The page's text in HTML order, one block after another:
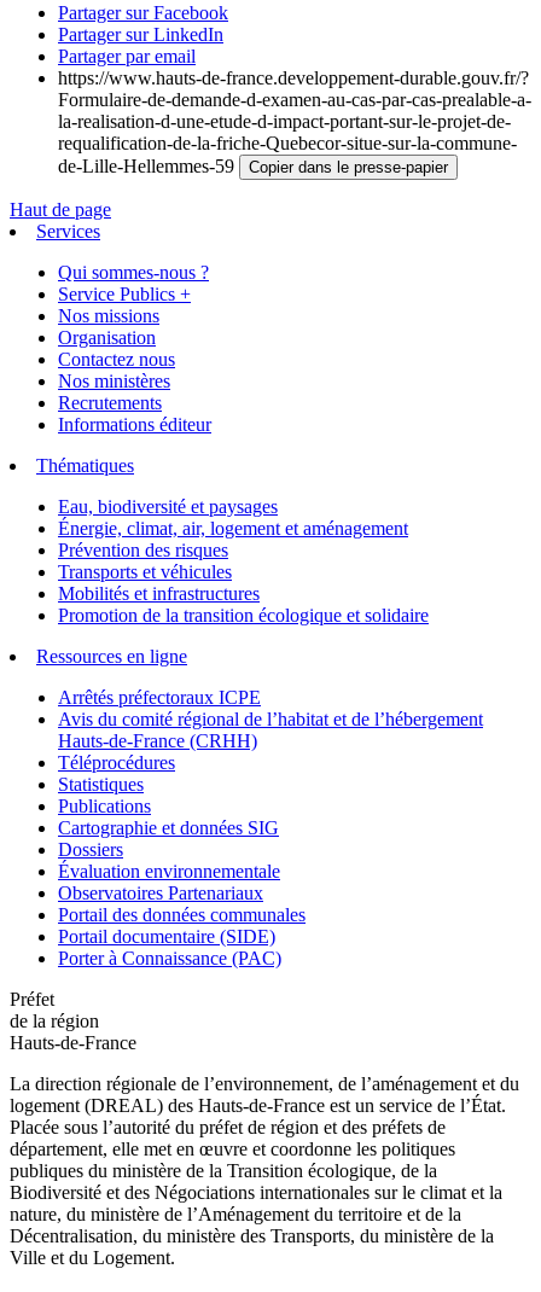
Partager sur Facebook
Partager sur LinkedIn
Partager par email
https://www.hauts-de-france.developpement-durable.gouv.fr/?
Formulaire-de-demande-d-examen-au-cas-par-cas-prealable-a-
la-realisation-d-une-etude-d-impact-portant-sur-le-projet-de-
requalification-de-la-friche-Quebecor-situe-sur-la-commune-
de-Lille-Hellemmes-59
Copier dans le presse-papier
Haut de page
Services
Qui sommes-nous ?
Service Publics +
Nos missions
Organisation
Contactez nous
Nos ministères
Recrutements
Informations éditeur
Thématiques
Eau, biodiversité et paysages
Énergie, climat, air, logement et aménagement
Prévention des risques
Transports et véhicules
Mobilités et infrastructures
Promotion de la transition écologique et solidaire
Ressources en ligne
Arrêtés préfectoraux ICPE
Avis du comité régional de l’habitat et de l’hébergement
Hauts-de-France (CRHH)
Téléprocédures
Statistiques
Publications
Cartographie et données SIG
Dossiers
Évaluation environnementale
Observatoires Partenariaux
Portail des données communales
Portail documentaire (SIDE)
Porter à Connaissance (PAC)
Préfet
de la région
Hauts-de-France
La direction régionale de l’environnement, de l’aménagement et du
logement (DREAL) des Hauts-de-France est un service de l’État.
Placée sous l’autorité du préfet de région et des préfets de
département, elle met en œuvre et coordonne les politiques
publiques du ministère de la Transition écologique, de la
Biodiversité et des Négociations internationales sur le climat et la
nature, du ministère de l’Aménagement du territoire et de la
Décentralisation, du ministère des Transports, du ministère de la
Ville et du Logement.